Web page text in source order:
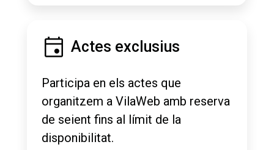
Actes exclusius
Participa en els actes que
organitzem a VilaWeb amb reserva
de seient fins al límit de la
disponibilitat.